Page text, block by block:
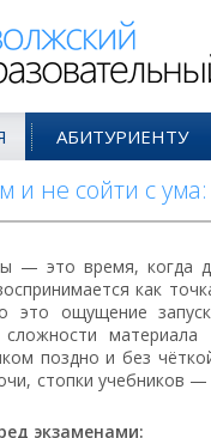
АБИТУРИЕНТУ
и не сойти с
— это время, когда
как
это ощущение
сложности
поздно и без
стопки учебников
экзаменами: